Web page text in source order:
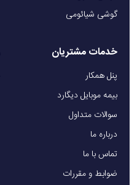
گوشی شیائومی
خدمات مشتریان
پنل همکار
بیمه موبایل دیگارد
سوالات متداول
درباره ما
تماس با ما
ضوابط و مقررات